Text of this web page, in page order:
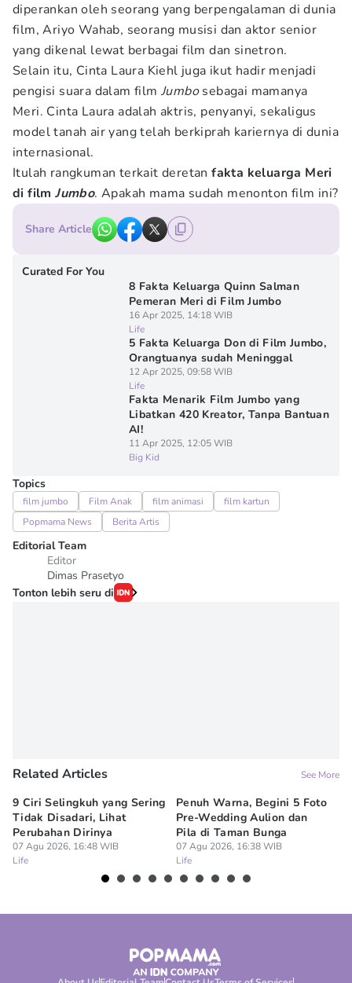
diperankan oleh seorang yang berpengalaman di dunia
film, Ariyo Wahab, seorang musisi dan aktor senior
yang dikenal lewat berbagai film dan sinetron.
Selain itu, Cinta Laura Kiehl juga ikut hadir menjadi
pengisi suara dalam film Jumbosebagai mamanya
Meri. Cinta Laura adalah aktris, penyanyi, sekaligus
model tanah air yang telah berkiprah kariernya di dunia
internasional.
Itulah rangkuman terkait deretanfakta keluarga Meri
di filmJumbo. Apakah mama sudah menonton film ini?
Share Article
Curated For You
8 Fakta Keluarga Quinn Salman
Pemeran Meri di Film Jumbo
16 Apr 2025, 14:18 WIB
Life
5 Fakta Keluarga Don di Film Jumbo,
Orangtuanya sudah Meninggal
12 Apr 2025, 09:58 WIB
Life
Fakta Menarik Film Jumbo yang
Libatkan 420 Kreator, Tanpa Bantuan
AI!
11 Apr 2025, 12:05 WIB
Big Kid
Topics
film jumbo Film Anak film animasi
film kartun
Popmama News
Berita Artis
Editorial Team
Editor
Dimas Prasetyo
Tonton lebih seru di
Related Articles See More
9 Ciri Selingkuh yang Sering
Tidak Disadari, Lihat
Perubahan Dirinya
07 Agu 2026, 16:48 WIB
Life
Penuh Warna, Begini 5 Foto
Pre-Wedding Aulion dan
Pila di Taman Bunga
07 Agu 2026, 16:38 WIB
Life